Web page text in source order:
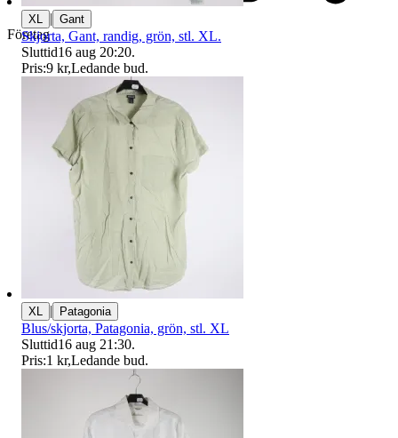
Företag
XL | Gant
Skjorta, Gant, randig, grön, stl. XL.
Sluttid16 aug 20:20.
Pris:9 kr,Ledande bud.
XL | Patagonia
Blus/skjorta, Patagonia, grön, stl. XL
Sluttid16 aug 21:30.
Pris:1 kr,Ledande bud.